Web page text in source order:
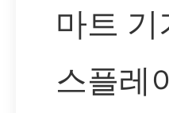
마트
스플레